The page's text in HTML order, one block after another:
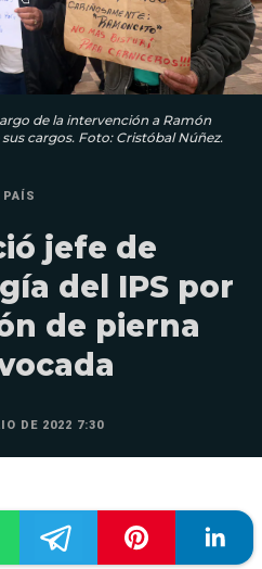
de la intervención a Ramón
cargos. Foto: Cristóbal Núñez.
PAÍS
jefe de
del IPS por
de pierna
DE 2022 7:30